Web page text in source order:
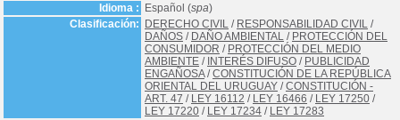
Idioma :
Español (spa)
Clasificación:
DERECHO CIVIL / RESPONSABILIDAD CIVIL /
DAÑOS / DAÑO AMBIENTAL / PROTECCIÓN DEL
CONSUMIDOR / PROTECCIÓN DEL MEDIO
AMBIENTE / INTERÉS DIFUSO / PUBLICIDAD
ENGAÑOSA/CONSTITUCIÓN DE LA REPÚBLICA
ORIENTAL DEL URUGUAY /CONSTITUCIÓN -
ART. 47 / LEY 16112 / LEY 16466 / LEY 17250 /
LEY 17220 / LEY 17234 / LEY 17283